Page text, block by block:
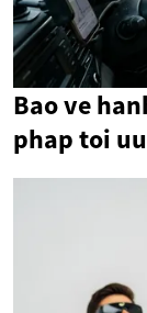
Bao ve
phap toi uu